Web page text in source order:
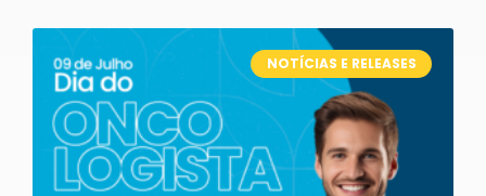
NOTÍCIAS E RELEASES